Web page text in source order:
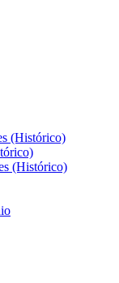
(Histórico)
(Histórico)